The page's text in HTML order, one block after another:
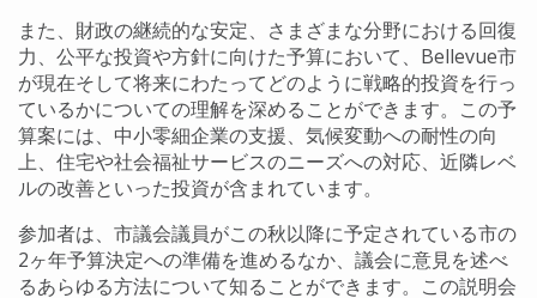
また、財政の継続的な安定、さまざまな分野における回復
力、公平な投資や方針に向けた予算において、Bellevue市
が現在そして将来にわたってどのように戦略的投資を行っ
ているかについての理解を深めることができます。この予
算案には、中小零細企業の支援、気候変動への耐性の向
上、住宅や社会福祉サービスのニーズへの対応、近隣レベ
ルの改善といった投資が含まれています。
参加者は、市議会議員がこの秋以降に予定されている市の
2ヶ年予算決定への準備を進めるなか、議会に意見を述べ
るあらゆる方法について知ることができます。この説明会